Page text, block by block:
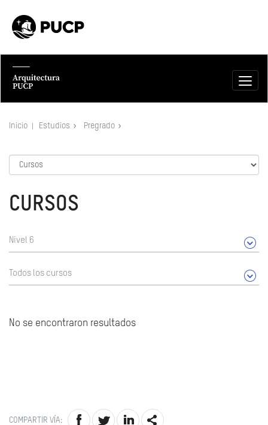
Inicio Estudios Pregrado
CURSOS
Nivel 6
Todos los cursos
No se encontraron resultados
COMPARTIR VÍA: